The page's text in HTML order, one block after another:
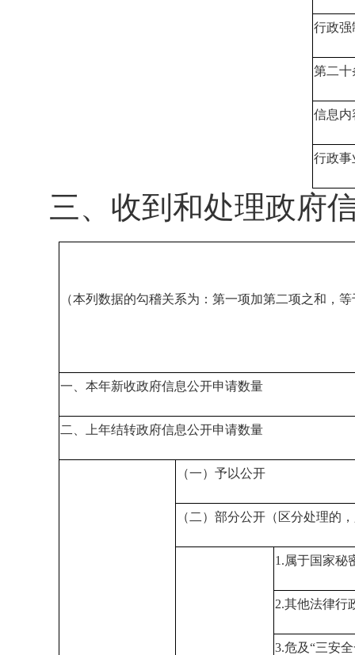
行政强
第二十
信息内
行政事
三、收到和处理政府
（本列数据的勾稽关系为：第一项加第二项之和，
一、本年新收政府信息公开申请数量
二、上年结转政府信息公开申请数量
（一）予以公开
（二）部分公开（区分处理的
1.属于国家秘
2.其他法律行
3.危及“三安